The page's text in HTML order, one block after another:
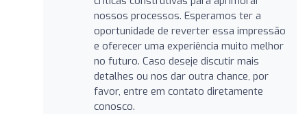
nossos processos. Esperamos ter a
oportunidade de reverter essa impressão
e oferecer uma experiência muito melhor
no futuro. Caso deseje discutir mais
detalhes ou nos dar outra chance, por
favor, entre em contato diretamente
conosco.